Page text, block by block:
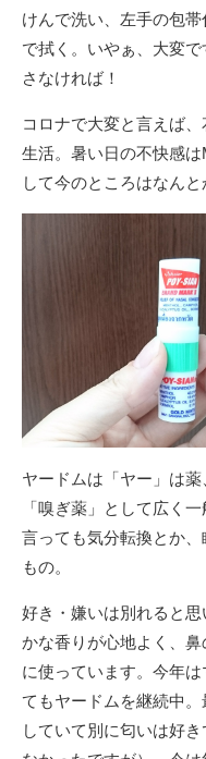
けんで洗い、左手の包
で拭く。いやぁ、大変
さなければ！
コロナで大変と言えば
生活。暑い日の不快感
して今のところはなんと
ヤードムは「ヤー」は
「嗅ぎ薬」として広く
言っても気分転換とか
もの。
好き・嫌いは別れると
かな香りが心地よく、
に使っています。今年
てもヤードムを継続中
していて別に匂いは好